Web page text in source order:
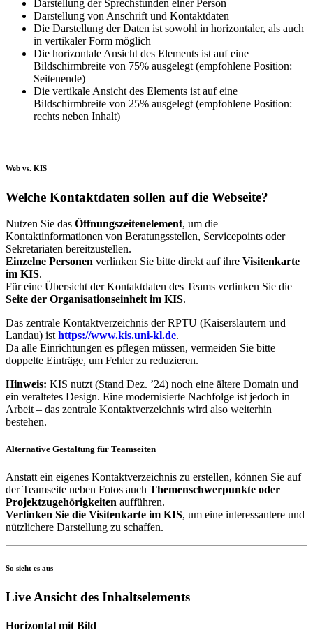
Darstellung der Sprechstunden einer Person
Darstellung von Anschrift und Kontaktdaten
Die Darstellung der Daten ist sowohl in horizontaler, als auch
in vertikaler Form möglich
Die horizontale Ansicht des Elements ist auf eine
Bildschirmbreite von 75% ausgelegt (empfohlene Position:
Seitenende)
Die vertikale Ansicht des Elements ist auf eine
Bildschirmbreite von 25% ausgelegt (empfohlene Position:
rechts neben Inhalt)
Web vs. KIS
Welche Kontaktdaten sollen auf die Webseite?
Nutzen Sie das Öffnungszeitenelement, um die
Kontaktinformationen von Beratungsstellen, Servicepoints oder
Sekretariaten bereitzustellen.
Einzelne Personen verlinken Sie bitte direkt auf ihre Visitenkarte
im KIS.
Für eine Übersicht der Kontaktdaten des Teams verlinken Sie die
Seite der Organisationseinheit im KIS.
Das zentrale Kontaktverzeichnis der RPTU (Kaiserslautern und
Landau) ist https://www.kis.uni-kl.de.
Da alle Einrichtungen es pflegen müssen, vermeiden Sie bitte
doppelte Einträge, um Fehler zu reduzieren.
Hinweis: KIS nutzt (Stand Dez. ’24) noch eine ältere Domain und
ein veraltetes Design. Eine modernisierte Nachfolge ist jedoch in
Arbeit – das zentrale Kontaktverzeichnis wird also weiterhin
bestehen.
Alternative Gestaltung für Teamseiten
Anstatt ein eigenes Kontaktverzeichnis zu erstellen, können Sie auf
der Teamseite neben Fotos auch Themenschwerpunkte oder
Projektzugehörigkeiten aufführen.
Verlinken Sie die Visitenkarte im KIS, um eine interessantere und
nützlichere Darstellung zu schaffen.
So sieht es aus
Live Ansicht des Inhaltselements
Horizontal mit Bild